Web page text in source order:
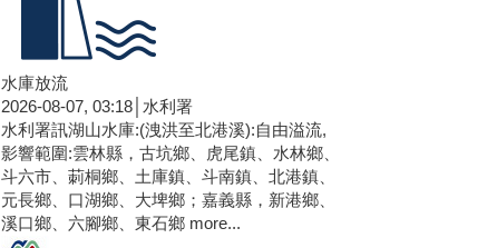
水庫放流
2026-08-07, 03:18│水利署
水利署訊湖山水庫:(洩洪至北港溪):自由溢流,
影響範圍:雲林縣，古坑鄉、虎尾鎮、水林鄉、
斗六市、莿桐鄉、土庫鎮、斗南鎮、北港鎮、
元長鄉、口湖鄉、大埤鄉；嘉義縣，新港鄉、
溪口鄉、六腳鄉、東石鄉 more...